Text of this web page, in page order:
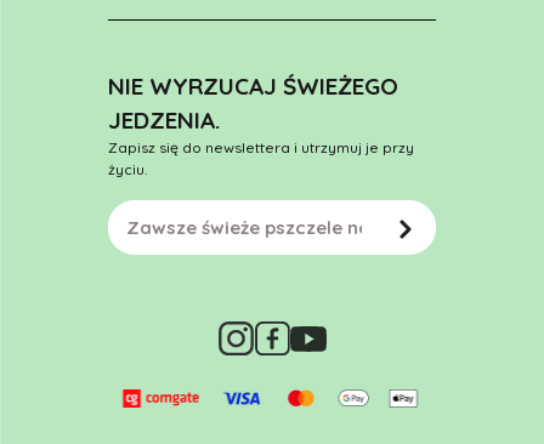
NIE WYRZUCAJ ŚWIEŻEGO
JEDZENIA.
Zapisz się do newslettera i utrzymuj je przy
życiu.